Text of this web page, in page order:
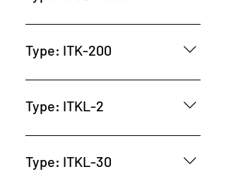
Type: ITK-200
Type: ITKL-2
Type: ITKL-30